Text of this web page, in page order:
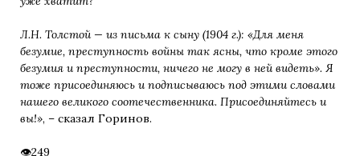
Л.Н. Толстой — из письма к сыну (1904 г.): «Для меня
безумие, преступность войны так ясны, что кроме этого
безумия и преступности, ничего не могу в ней видеть». Я
тоже присоединяюсь и подписываюсь под этими словами
нашего великого соотечественника. Присоединяйтесь и
вы!», – сказал Горинов.
249